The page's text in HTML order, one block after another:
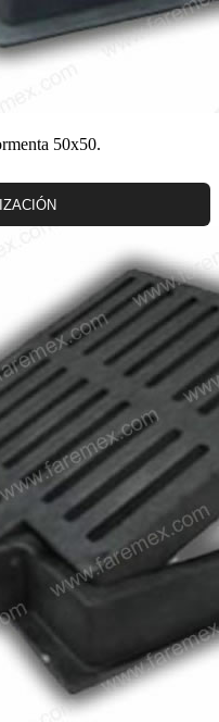
50x50.